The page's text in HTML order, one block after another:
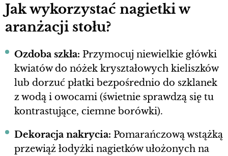
Jak wykorzystać nagietki w
aranżacji stołu?
Ozdoba szkła: Przymocuj niewielkie główki
kwiatów do nóżek kryształowych kieliszków
lub dorzuć płatki bezpośrednio do szklanek
z wodą i owocami (świetnie sprawdzą się tu
kontrastujące, ciemne borówki).
Dekoracja nakrycia: Pomarańczową wstążką
przewiąż łodyżki nagietków ułożonych na